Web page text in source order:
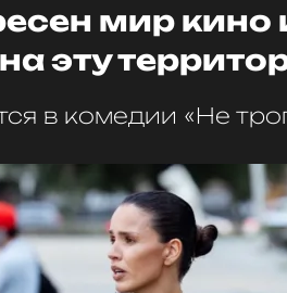
мир кино
эту
в комедии «Не